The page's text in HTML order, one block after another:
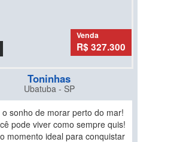
Venda
R$ 327.300
Toninhas
Ubatuba - SP
o sonho de morar perto do mar!
pode viver como sempre quis!
momento ideal para conquistar